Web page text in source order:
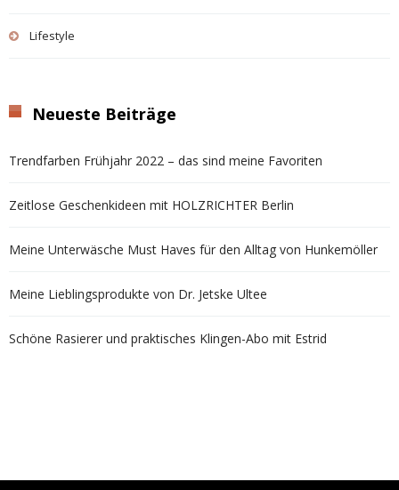
Lifestyle
Neueste Beiträge
Trendfarben Frühjahr 2022 – das sind meine Favoriten
Zeitlose Geschenkideen mit HOLZRICHTER Berlin
Meine Unterwäsche Must Haves für den Alltag von Hunkemöller
Meine Lieblingsprodukte von Dr. Jetske Ultee
Schöne Rasierer und praktisches Klingen-Abo mit Estrid